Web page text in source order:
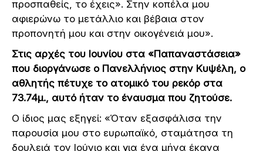
προσπαθείς, το έχεις». Στην κοπέλα μου
αφιερώνω το μετάλλιο και βέβαια στον
προπονητή μου και στην οικογένειά μου».
Στις αρχές του Ιουνίου στα «Παπαναστάσεια»
που διοργάνωσε ο Πανελλήνιος στην Κυψέλη, ο
αθλητής πέτυχε το ατομικό του ρεκόρ στα
73.74μ., αυτό ήταν το έναυσμα που ζητούσε.
Ο ίδιος μας εξηγεί: «Όταν εξασφάλισα την
παρουσία μου στο ευρωπαϊκό, σταμάτησα τη
δουλειά τον Ιούνιο και για ένα μήνα έκανα